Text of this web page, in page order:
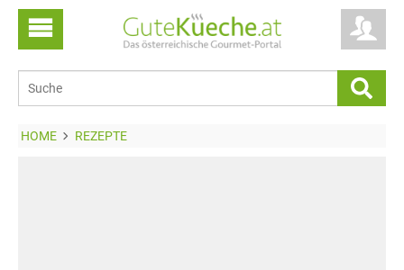
HOME REZEPTE